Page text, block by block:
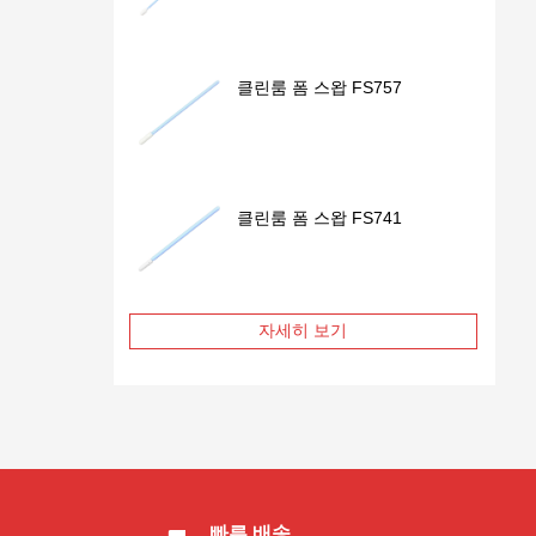
클린룸 폼 스왑 FS757
클린룸 폼 스왑 FS741
자세히 보기